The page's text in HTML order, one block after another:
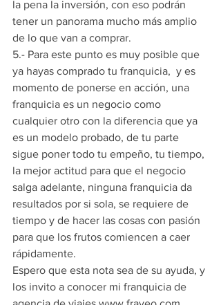
la pena la inversión, con eso podrán
tener un panorama mucho más amplio
de lo que van a comprar.
5.- Para este punto es muy posible que
ya hayas comprado tu franquicia,  y es
momento de ponerse en acción, una
franquicia es un negocio como
cualquier otro con la diferencia que ya
es un modelo probado, de tu parte
sigue poner todo tu empeño, tu tiempo,
la mejor actitud para que el negocio
salga adelante, ninguna franquicia da
resultados por si sola, se requiere de
tiempo y de hacer las cosas con pasión
para que los frutos comiencen a caer
rápidamente.
Espero que esta nota sea de su ayuda, y
los invito a conocer mi franquicia de